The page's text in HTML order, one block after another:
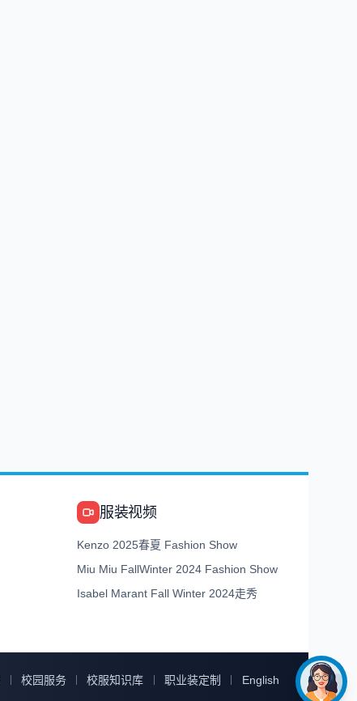
服装视频
Kenzo 2025春夏 Fashion Show
Miu Miu FallWinter 2024 Fashion Show
Isabel Marant Fall Winter 2024走秀
校园服务 校服知识库 职业装定制
English